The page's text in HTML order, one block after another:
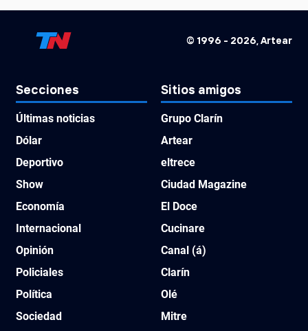
© 1996 - 2026, Artear
Secciones
Últimas noticias
Dólar
Deportivo
Show
Economía
Internacional
Opinión
Policiales
Política
Sociedad
Sitios amigos
Grupo Clarín
Artear
eltrece
Ciudad Magazine
El Doce
Cucinare
Canal (á)
Clarín
Olé
Mitre